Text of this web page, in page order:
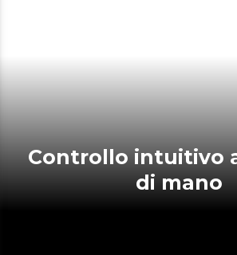
Controllo intuitivo a portata
di mano